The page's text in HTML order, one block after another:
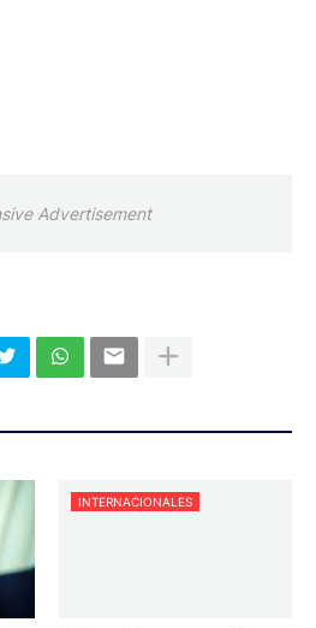
Advertisement
INTERNACIONALES